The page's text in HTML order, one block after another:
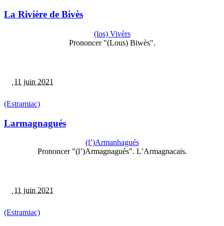
La Rivière de Bivès
(los) Vivèrs
Prononcer "(Lous) Biwès".
11 juin 2021
(Estramiac)
Larmagnagués
(l’)Armanhagués
Prononcer "(l’)Armagnagués". L’Armagnacais.
11 juin 2021
(Estramiac)